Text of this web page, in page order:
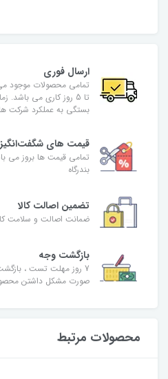
ارسال فوری
تا 5 روز کاری می
بستگی به عملکرد شرکت
قیمت های شگفت‌انگیز
تمامی قیمت ها بروز می
بندرگاه
تضمین اصالت کالا
ضمانت اصالت و سلامت
بازگشت وجه
7 روز مهلت تست ،
صورت مشکل داشتن
محصولات مرتبط